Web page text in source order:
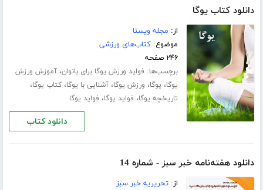
دانلود کتاب یوگا
از: مجله ویستا
موضوع:کتاب‌های ورزشی
۲۴۶ صفحه
برچسب‌ها: فواید ورزش یوگا برای بانوان،آموزش ورزش
یوگا، یوگا، ورزش یوگا،آشنایی با یوگا،کتاب یوگا،
تاریخچه یوگا، فواید یوگا، فواید یوگا
دانلود کتاب
دانلود هفته‌نامه خبر سبز - شماره 14
از:تحریریه خبر سبز